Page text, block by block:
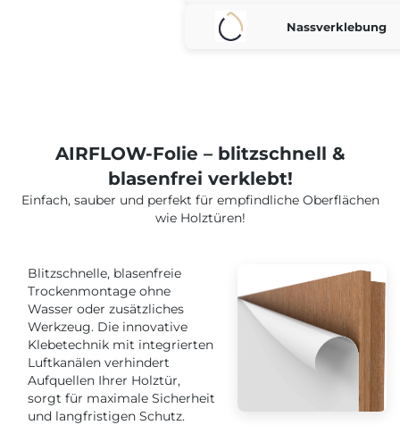
Nassverklebung
AIRFLOW-Folie – blitzschnell &
blasenfrei verklebt!
Einfach, sauber und perfekt für empfindliche Oberflächen
wie Holztüren!
Blitzschnelle, blasenfreie
Trockenmontage ohne
Wasser oder zusätzliches
Werkzeug. Die innovative
Klebetechnik mit integrierten
Luftkanälen verhindert
Aufquellen Ihrer Holztür,
sorgt für maximale Sicherheit
und langfristigen Schutz.